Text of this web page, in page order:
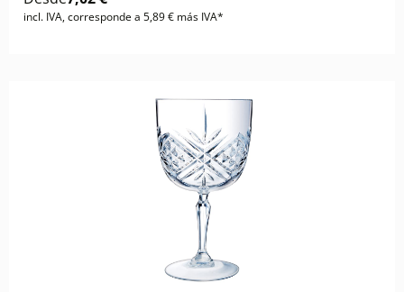
incl. IVA, corresponde a 5,89 € más IVA*